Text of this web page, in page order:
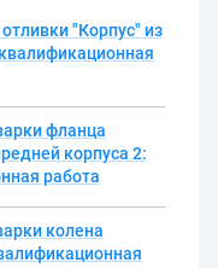
"Корпус" из
фланца
корпуса 2:
работа
колена